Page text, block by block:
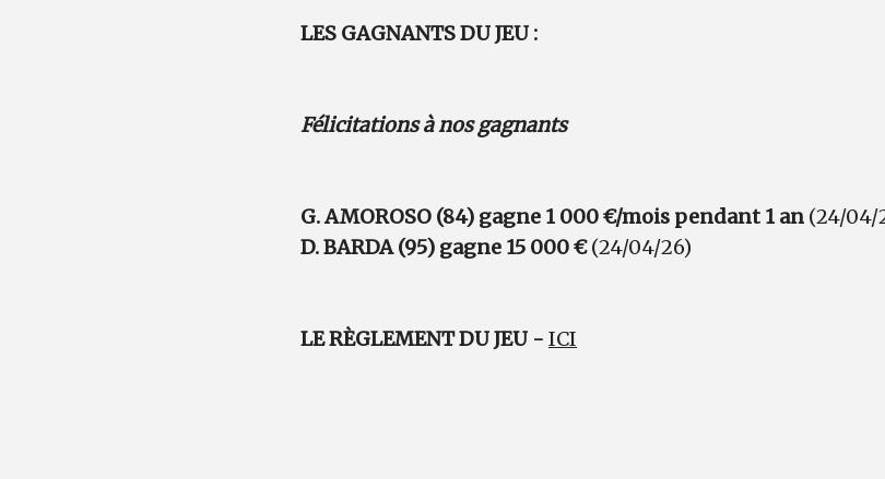
LES GAGNANTS DU JEU :
Félicitations à nos gagnants
G. AMOROSO (84) gagne 1 000 €/mois pendant 1 an (24/04/
D. BARDA (95) gagne 15 000 €(24/04/26)
LE RÈGLEMENT DU JEU - ICI